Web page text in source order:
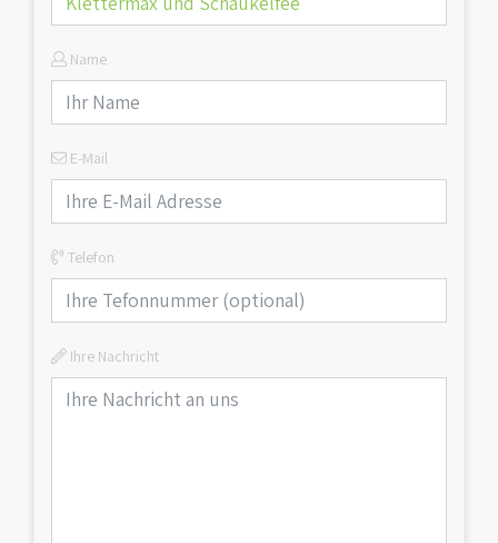
Name
E-Mail
Telefon
Ihre Nachricht